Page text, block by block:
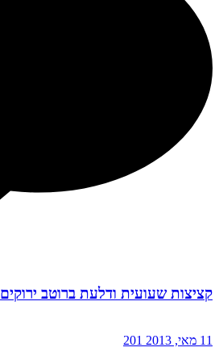
קציצות שעועית ודלעת ברוטב ירוקים
11 מאי, 2013 201